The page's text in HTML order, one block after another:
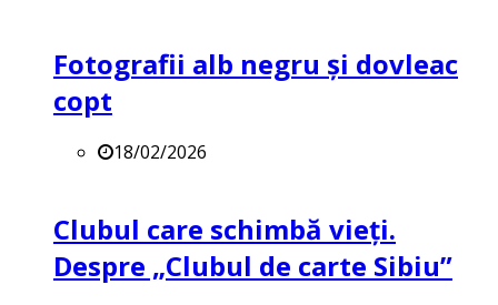
Fotografii alb negru și dovleac
copt
18/02/2026
Clubul care schimbă vieți.
Despre „Clubul de carte Sibiu”